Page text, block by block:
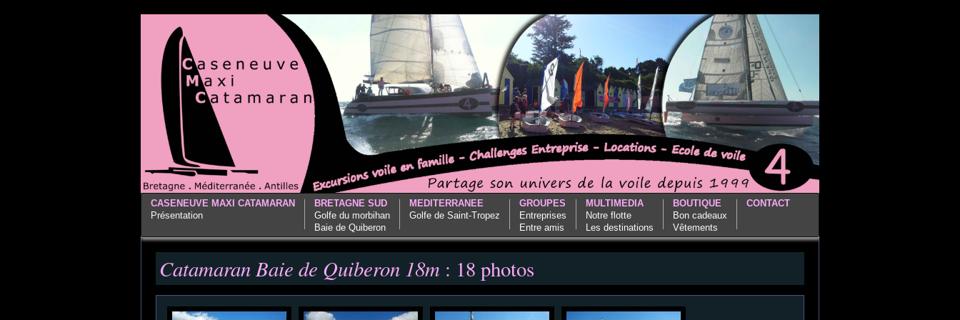
CASENEUVE MAXI CATAMARAN
Présentation
BRETAGNE SUD
Golfe du morbihan
Baie de Quiberon
MEDITERRANEE
Golfe de Saint-Tropez
GROUPES
Entreprises
Entre amis
MULTIMEDIA
Notre flotte
Les destinations
BOUTIQUE
Bon cadeaux
Vêtements
CONTACT
Catamaran Baie de Quiberon 18m : 18 photos